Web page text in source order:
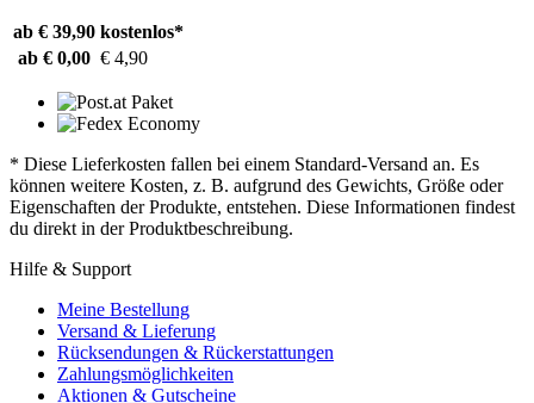
ab € 39,90 kostenlos*
ab € 0,00 € 4,90
* Diese Lieferkosten fallen bei einem Standard-Versand an. Es
können weitere Kosten, z. B. aufgrund des Gewichts, Größe oder
Eigenschaften der Produkte, entstehen. Diese Informationen findest
du direkt in der Produktbeschreibung.
Hilfe & Support
Meine Bestellung
Versand & Lieferung
Rücksendungen & Rückerstattungen
Zahlungsmöglichkeiten
Aktionen & Gutscheine